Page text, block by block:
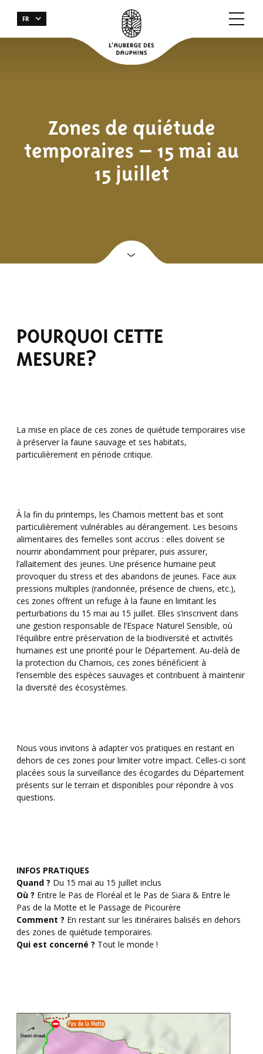
FR
Zones de quiétude
temporaires – 15 mai au
15 juillet
POURQUOI CETTE
MESURE?
La mise en place de ces zones de quiétude temporaires vise
à préserver la faune sauvage et ses habitats,
particulièrement en période critique.
À la fin du printemps, les Chamois mettent bas et sont
particulièrement vulnérables au dérangement. Les besoins
alimentaires des femelles sont accrus : elles doivent se
nourrir abondamment pour préparer, puis assurer,
l’allaitement des jeunes. Une présence humaine peut
provoquer du stress et des abandons de jeunes. Face aux
pressions multiples (randonnée, présence de chiens, etc.),
ces zones offrent un refuge à la faune en limitant les
perturbations du 15 mai au 15 juillet. Elles s’inscrivent dans
une gestion responsable de l’Espace Naturel Sensible, où
l’équilibre entre préservation de la biodiversité et activités
humaines est une priorité pour le Département. Au-delà de
la protection du Chamois, ces zones bénéficient à
l’ensemble des espèces sauvages et contribuent à maintenir
la diversité des écosystèmes.
Nous vous invitons à adapter vos pratiques en restant en
dehors de ces zones pour limiter votre impact. Celles-ci sont
placées sous la surveillance des écogardes du Département
présents sur le terrain et disponibles pour répondre à vos
questions.
INFOS PRATIQUES
Quand ? Du 15 mai au 15 juillet inclus
Où ? Entre le Pas de Floréal et le Pas de Siara & Entre le
Pas de la Motte et le Passage de Picourère
Comment ? En restant sur les itinéraires balisés en dehors
des zones de quiétude temporaires.
Qui est concerné ? Tout le monde !